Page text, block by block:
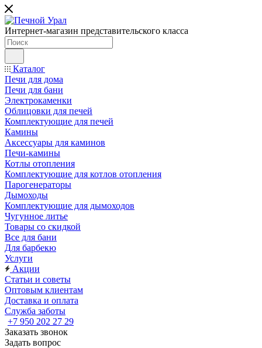
Интернет-магазин представительского класса
Каталог
Печи для дома
Печи для бани
Электрокаменки
Облицовки для печей
Комплектующие для печей
Камины
Аксессуары для каминов
Печи-камины
Котлы отопления
Комплектующие для котлов отопления
Парогенераторы
Дымоходы
Комплектующие для дымоходов
Чугунное литье
Товары со скидкой
Все для бани
Для барбекю
Услуги
Акции
Статьи и советы
Оптовым клиентам
Доставка и оплата
Служба заботы
+7 950 202 27 29
Заказать звонок
Задать вопрос